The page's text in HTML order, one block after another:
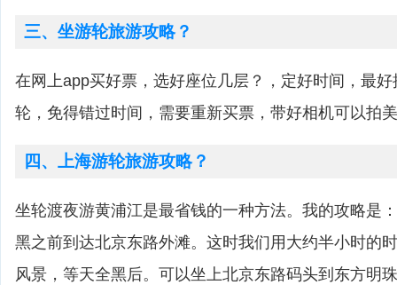
三、坐游轮旅游攻略？
在网上app买好票，选好座位几层？，定好时间，最
轮，免得错过时间，需要重新买票，带好相机可以拍
四、上海游轮旅游攻略？
坐轮渡夜游黄浦江是最省钱的一种方法。我的攻略是
黑之前到达北京东路外滩。这时我们用大约半小时的
风景，等天全黑后。可以坐上北京东路码头到东方明